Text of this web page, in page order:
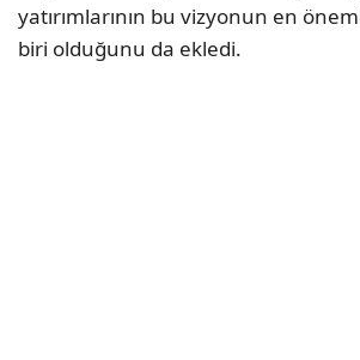
yatırımlarının bu vizyonun en
biri olduğunu da ekledi.